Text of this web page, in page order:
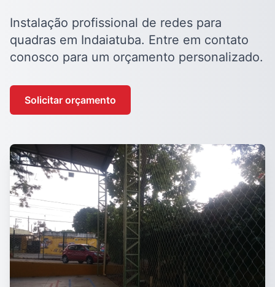
Instalação profissional de redes para
quadras em Indaiatuba. Entre em contato
conosco para um orçamento personalizado.
Solicitar orçamento